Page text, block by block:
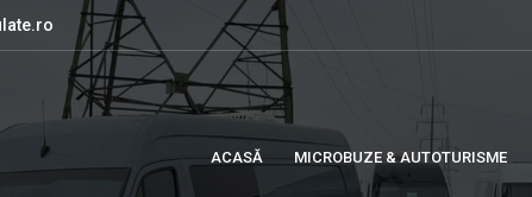
ACASĂ MICROBUZE & AUTOTURISME